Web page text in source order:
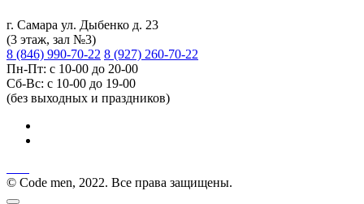
г. Самара ул. Дыбенко д. 23
(3 этаж, зал №3)
8 (846) 990-70-22 8 (927) 260-70-22
Пн-Пт: с 10-00 до 20-00
Сб-Вс: с 10-00 до 19-00
(без выходных и праздников)
© Code men, 2022. Все права защищены.